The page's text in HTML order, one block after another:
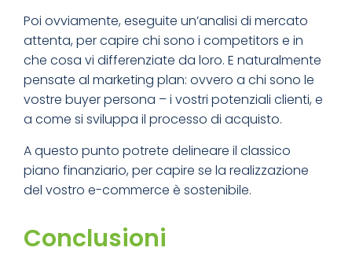
Poi ovviamente, eseguite un’analisi di mercato
attenta, per capire chi sono i competitors e in
che cosa vi differenziate da loro. E naturalmente
pensate al marketing plan: ovvero a chi sono le
vostre buyer persona – i vostri potenziali clienti, e
a come si sviluppa il processo di acquisto.
A questo punto potrete delineare il classico
piano finanziario, per capire se la realizzazione
del vostro e-commerce è sostenibile.
Conclusioni